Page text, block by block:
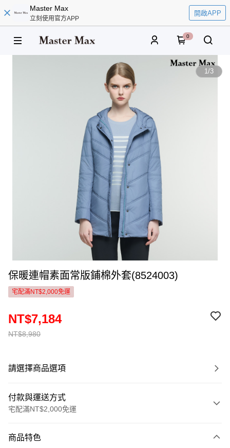
Master Max
立刻使用官方APP
開啟APP
0
1/3
保暖連帽素面常版鋪棉外套(8524003)
宅配滿NT$2,000免運
NT$8,980
NT$7,184
請選擇商品選項
付款與運送方式
宅配滿NT$2,000免運
信用卡一次付款
商品特色